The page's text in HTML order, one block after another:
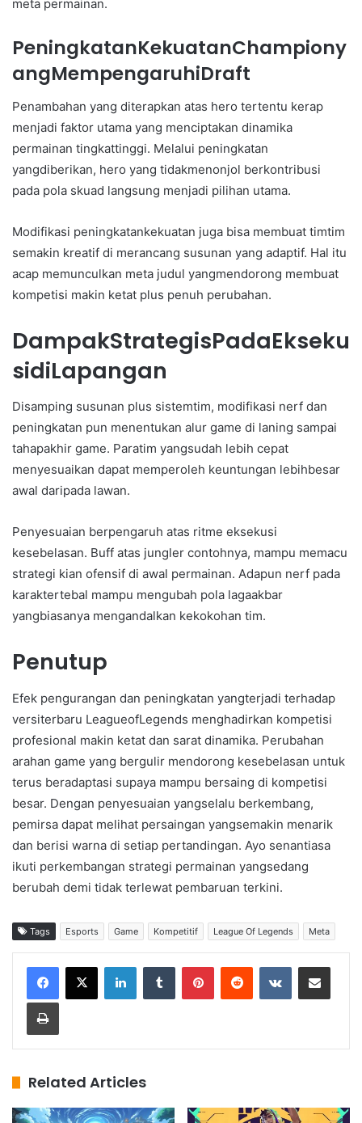
meta permainan.
PeningkatanKekuatanChampiony
angMempengaruhiDraft
Penambahan yang diterapkan atas hero tertentu kerap
menjadi faktor utama yang menciptakan dinamika
permainan tingkattinggi. Melalui peningkatan
yangdiberikan, hero yang tidakmenonjol berkontribusi
pada pola skuad langsung menjadi pilihan utama.
Modifikasi peningkatankekuatan juga bisa membuat timtim
semakin kreatif di merancang susunan yang adaptif. Hal itu
acap memunculkan meta judul yangmendorong membuat
kompetisi makin ketat plus penuh perubahan.
DampakStrategisPadaEkseku
sidiLapangan
Disamping susunan plus sistemtim, modifikasi nerf dan
peningkatan pun menentukan alur game di laning sampai
tahapakhir game. Paratim yangsudah lebih cepat
menyesuaikan dapat memperoleh keuntungan lebihbesar
awal daripada lawan.
Penyesuaian berpengaruh atas ritme eksekusi
kesebelasan. Buff atas jungler contohnya, mampu memacu
strategi kian ofensif di awal permainan. Adapun nerf pada
karaktertebal mampu mengubah pola lagaakbar
yangbiasanya mengandalkan kekokohan tim.
Penutup
Efek pengurangan dan peningkatan yangterjadi terhadap
versiterbaru LeagueofLegends menghadirkan kompetisi
profesional makin ketat dan sarat dinamika. Perubahan
arahan game yang bergulir mendorong kesebelasan untuk
terus beradaptasi supaya mampu bersaing di kompetisi
besar. Dengan penyesuaian yangselalu berkembang,
pemirsa dapat melihat persaingan yangsemakin menarik
dan berisi warna di setiap pertandingan. Ayo senantiasa
ikuti perkembangan strategi permainan yangsedang
berubah demi tidak terlewat pembaruan terkini.
Tags Esports Game Kompetitif League Of Legends Meta
Related Articles